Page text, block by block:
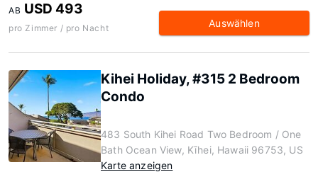
AB USD 493
pro Zimmer / pro Nacht Auswählen
Kihei Holiday, #315 2 Bedroom
Condo
483 South Kihei Road Two Bedroom / One
Bath Ocean View, Kīhei, Hawaii 96753, US
Karte anzeigen